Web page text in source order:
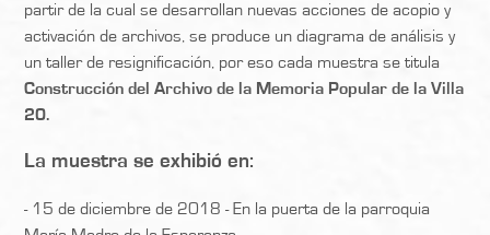
partir de la cual se desarrollan nuevas acciones de acopio y
activación de archivos, se produce un diagrama de análisis y
un taller de resignificación, por eso cada muestra se titula
Construcción del Archivo de la Memoria Popular de la Villa
20.
La muestra se exhibió en:
- 15 de diciembre de 2018 - En la puerta de la parroquia